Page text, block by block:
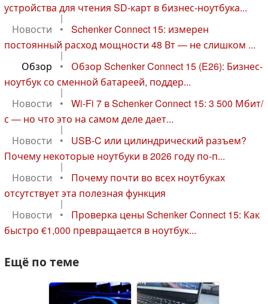
устройства для чтения SD-карт в бизнес-ноутбука...
|
Новости
•
Schenker Connect 15: измерен
постоянный расход мощности 48 Вт — не слишком ...
|
Обзор
•
Обзор Schenker Connect 15 (E26): Бизнес-
ноутбук со сменной батареей, поддер...
|
Новости
•
Wi-Fi 7 в Schenker Connect 15: 3 500 Мбит/
с — но что это на самом деле дает...
|
Новости
•
USB-C или цилиндрический разъем?
Почему некоторые ноутбуки в 2026 году по-п...
|
Новости
•
Почему почти во всех ноутбуках
отсутствует эта полезная функция
|
Новости
•
Проверка цены Schenker Connect 15: Как
быстро €1,000 превращается в ноутбук...
Ещё по теме